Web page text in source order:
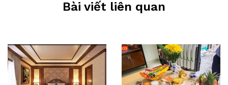
Bài viết liên quan